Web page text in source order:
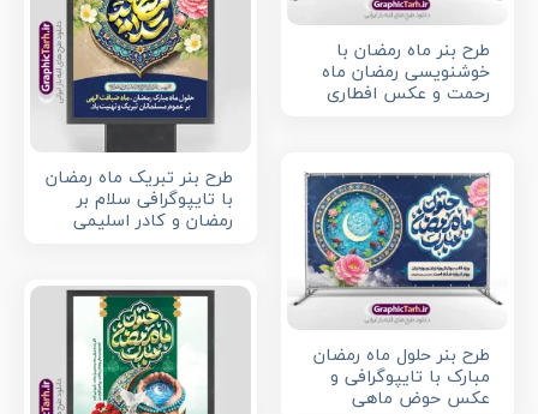
طرح بنر ماه رمضان با
خوشنویسی رمضان ماه
رحمت و عکس افطاری
طرح بنر تبریک ماه رمضان
با تایپوگرافی سلام بر
رمضان و کادر اسلیمی
طرح بنر حلول ماه رمضان
مبارک با تایپوگرافی و
عکس حوض ماهی